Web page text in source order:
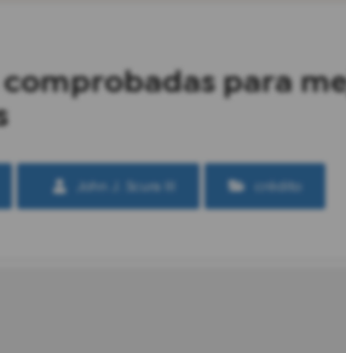
para
John J. Scura III crédito